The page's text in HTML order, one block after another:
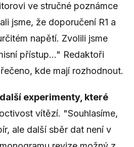
ve stručné poznámce
jsme, že doporučení R1 a
napětí. Zvolili jsme
přístup..." Redaktoři
kde mají rozhodnout.
experimenty, které
vítězí. "Souhlasíme,
ale další sběr dat není v